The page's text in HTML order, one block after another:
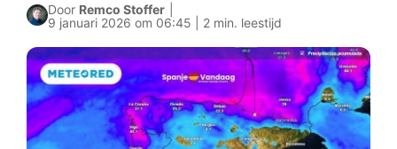
Door Remco Stoffer
9 januari 2026 om 06:45 | 2 min. leestijd